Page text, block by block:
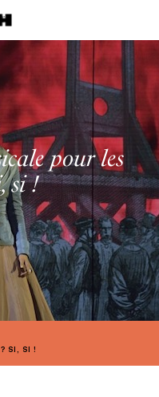
pour les
si !
? SI, SI !